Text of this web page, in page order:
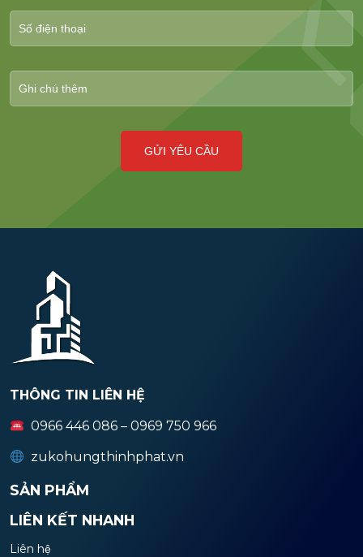
THÔNG TIN LIÊN HỆ
0966 446 086 – 0969 750 966
zukohungthinhphat.vn
SẢN PHẨM
LIÊN KẾT NHANH
Liên hệ